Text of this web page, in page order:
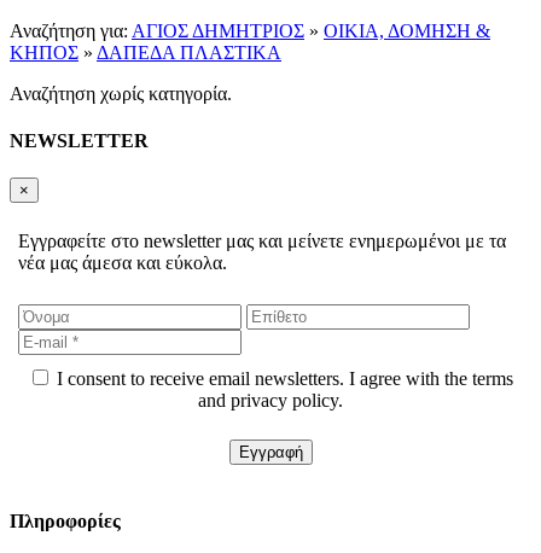
Αναζήτηση για: ΑΓΙΟΣ ΔΗΜΗΤΡΙΟΣ » ΟΙΚΙΑ, ΔΟΜΗΣΗ &
ΚΗΠΟΣ » ΔΑΠΕΔΑ ΠΛΑΣΤΙΚΑ
Αναζήτηση χωρίς κατηγορία.
NEWSLETTER
×
Εγγραφείτε στο newsletter μας και μείνετε ενημερωμένοι με τα
νέα μας άμεσα και εύκολα.
I consent to receive email newsletters. I agree with the terms
and privacy policy.
Πληροφορίες